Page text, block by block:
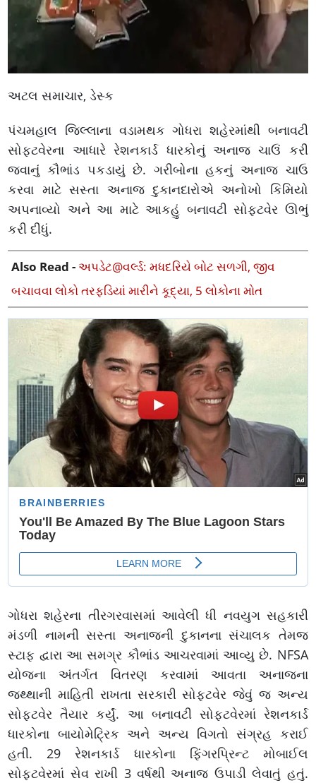
અટલ સમાચાર, ડેસ્ક
પંચમહાલ જિલ્લાના વડામથક ગોધરા શહેરમાંથી બનાવટી
સોફ્ટવેરના આધારે રેશનકાર્ડ ધારકોનું અનાજ ચાઉં કરી
જવાનું કૌભાંડ પકડાયું છે. ગરીબોના હકનું અનાજ ચાઉ
કરવા માટે સસ્તા અનાજ દુકાનદારોએ અનોખો કિમિયો
અપનાવ્યો અને આ માટે આકહું બનાવટી સોફ્ટવેર ઊભું
કરી દીધું.
Also Read -અપડેટ@વર્લ્ડ: મધદરિયે બોટ સળગી, જીવ
બચાવવા લોકો તરફડિયાં મારીને કૂદ્યા, 5 લોકોના મોત
ગોધરા શહેરના તીરગરવાસમાં આવેલી ધી નવયુગ સહકારી
મંડળી નામની સસ્તા અનાજની દુકાનના સંચાલક તેમજ
સ્ટાફ દ્વારા આ સમગ્ર કૌભાંડ આચરવામાં આવ્યુ છે. NFSA
યોજના અંતર્ગત વિતરણ કરવામાં આવતા અનાજના
જથ્થાની માહિતી રાખતા સરકારી સોફ્ટવેર જેવું જ અન્ય
સોફ્ટવેર તૈયાર કર્યું. આ બનાવટી સોફ્ટવેરમાં રેશનકાર્ડ
ધારકોના બાયોમેટ્રિક અને અન્ય વિગતો સંગ્રહ કરાઈ
હતી. 29 રેશનકાર્ડ ધારકોના ફિંગરપ્રિન્ટ મોબાઈલ
સોફ્ટવેરમાં સેવ રાખી 3 વર્ષથી અનાજ ઉપાડી લેવાતું હતું.